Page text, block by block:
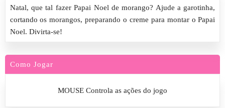
Natal, que tal fazer Papai Noel de morango? Ajude a garotinha,
cortando os morangos, preparando o creme para montar o Papai
Noel. Divirta-se!
Como Jogar
MOUSE Controla as ações do jogo